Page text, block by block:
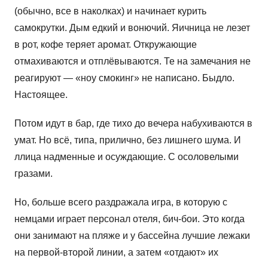
(обычно, все в наколках) и начинает курить
самокрутки. Дым едкий и вонючий. Яичница не лезет
в рот, кофе теряет аромат. Откружающие
отмахиваются и отплёвываются. Те на замечания не
реагируют — «ноу смокинг» не написано. Быдло.
Настоящее.
Потом идут в бар, где тихо до вечера набухиваются в
умат. Но всё, типа, прилично, без лишнего шума. И
ллица надменные и осуждающие. С осоловелыми
гразами.
Но, больше всего раздражала игра, в которую с
немцами играет персонал отеля, бич-бои. Это когда
они занимают на пляже и у бассейна лучшие лежаки
на первой-второй линии, а затем «отдают» их